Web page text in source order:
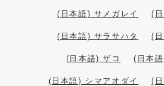
(日本語) サメガレイ (
(日本語) サラサハタ (
(日本語) ザコ (日本
(日本語) シマアオダイ (